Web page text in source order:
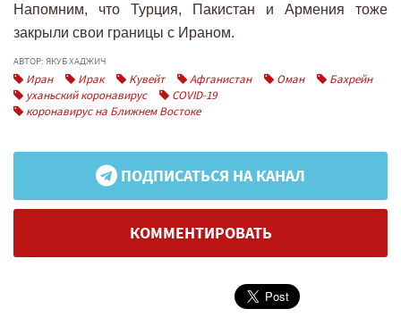
Напомним, что Турция, Пакистан и Армения тоже
закрыли свои границы с Ираном.
АВТОР: ЯКУБ ХАДЖИЧ
Иран Ирак Кувейт Афганистан Оман
Бахрейн
уханьский коронавирус
COVID-19
коронавирус на Ближнем Востоке
ПОДПИСАТЬСЯ НА КАНАЛ
КОММЕНТИРОВАТЬ